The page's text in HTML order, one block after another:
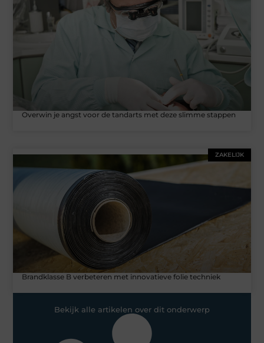
Overwin je angst voor de tandarts met deze slimme stappen
ZAKELIJK
Brandklasse B verbeteren met innovatieve folie techniek
Bekijk alle artikelen over dit onderwerp